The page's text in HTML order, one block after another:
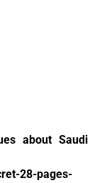
about Saudi
28-pages-